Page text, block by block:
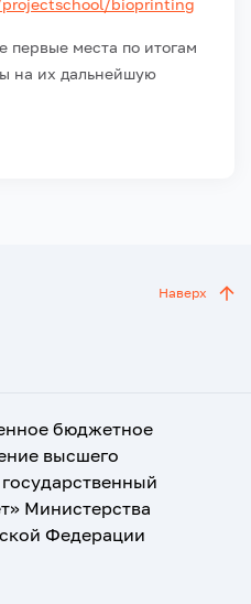
первые места по итогам
на их дальнейшую
Наверх
бюджетное
высшего
Министерства
Федерации